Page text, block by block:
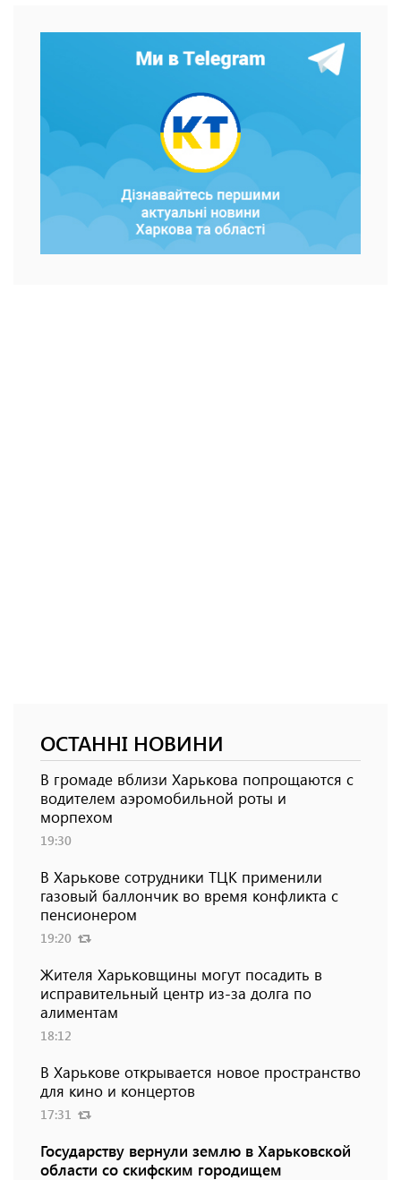
ОСТАННІ НОВИНИ
В громаде вблизи Харькова попрощаются с
водителем аэромобильной роты и
морпехом
19:30
В Харькове сотрудники ТЦК применили
газовый баллончик во время конфликта с
пенсионером
19:20
Жителя Харьковщины могут посадить в
исправительный центр из-за долга по
алиментам
18:12
В Харькове открывается новое пространство
для кино и концертов
17:31
Государству вернули землю в Харьковской
области со скифским городищем